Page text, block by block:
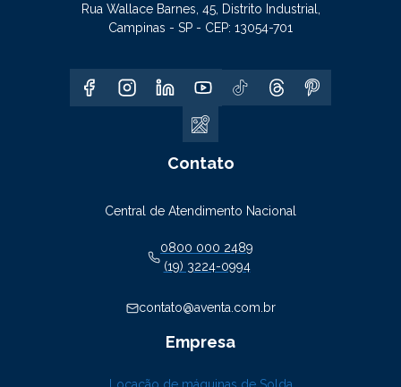
Rua Wallace Barnes, 45, Distrito Industrial,
Campinas - SP - CEP: 13054-701
Contato
Central de Atendimento Nacional
0800 000 2489
(19) 3224-0994
contato@aventa.com.br
Empresa